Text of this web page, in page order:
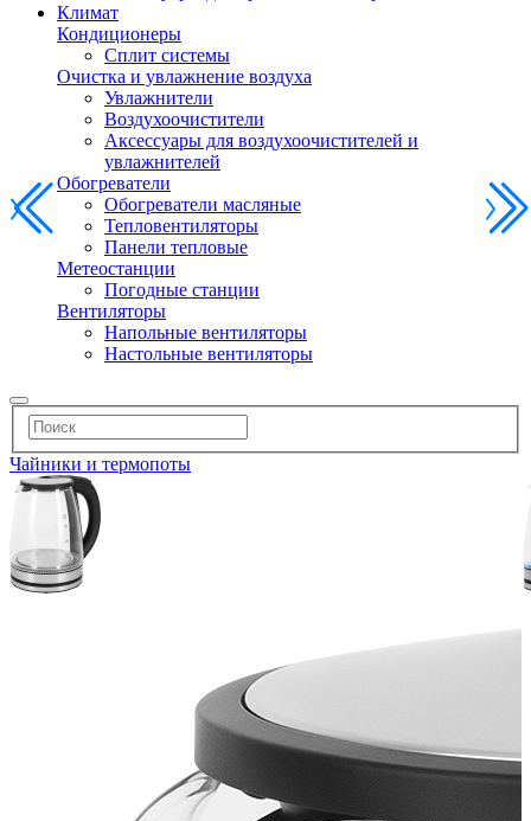
Климат
Кондиционеры
Сплит системы
Очистка и увлажнение воздуха
Увлажнители
Воздухоочистители
Аксессуары для воздухоочистителей и
увлажнителей
Обогреватели
Обогреватели масляные
Тепловентиляторы
Панели тепловые
Метеостанции
Погодные станции
Вентиляторы
Напольные вентиляторы
Настольные вентиляторы
Чайники и термопоты